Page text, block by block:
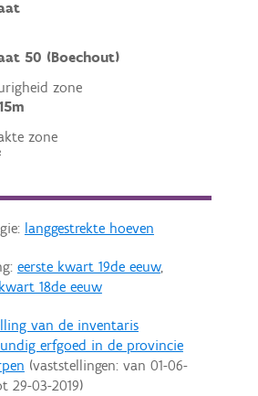
50 (Boechout)
zone
zone
langgestrekte hoeven
eerste kwart 19de eeuw,
18de eeuw
van de inventaris
erfgoed in de provincie
(vaststellingen: van 01-06-
29-03-2019)